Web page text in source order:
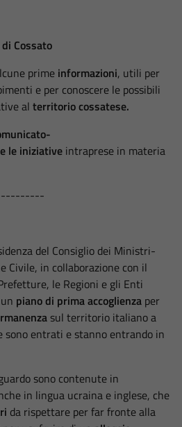
Cossato
prime informazioni, utili per
e per conoscere le possibili
al territorio cossatese.
le iniziative intraprese in materia
del Consiglio dei Ministri-
Civile, in collaborazione con il
le Regioni e gli Enti
piano di prima accoglienza per
sul territorio italiano a
entrati e stanno entrando in
sono contenute in
in lingua ucraina e inglese, che
da rispettare per far fronte alla